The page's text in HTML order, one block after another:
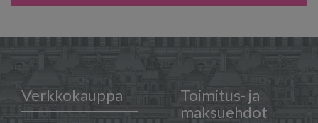
Verkkokauppa
Toimitus- ja
maksuehdot